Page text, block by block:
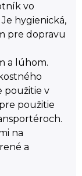
vo
hygienická,
pre dopravu
a lúhom.
použitie v
použitie
na
a